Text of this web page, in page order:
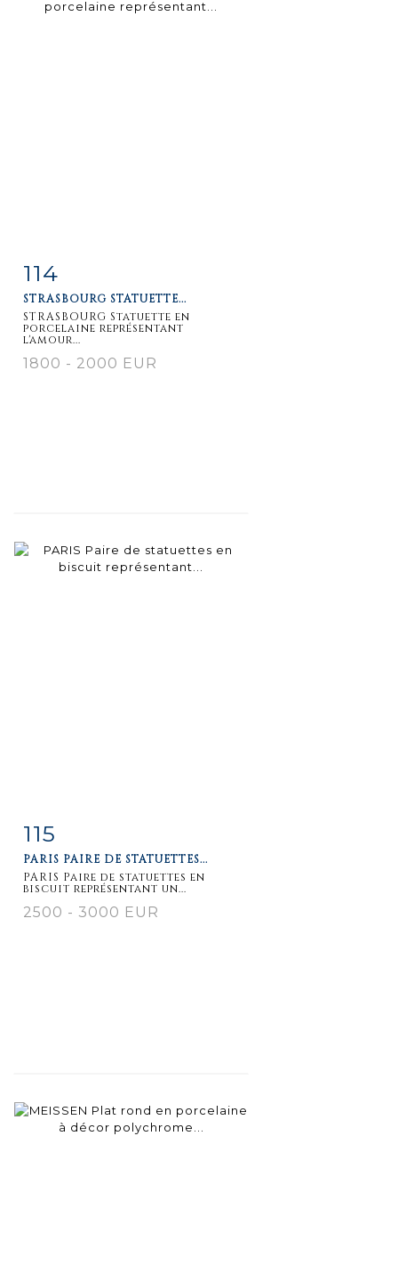
Item detail
114
STRASBOURG STATUETTE...
STRASBOURG Statuette en
porcelaine représentant
l'amour...
1800 - 2000 EUR
Item detail
115
PARIS PAIRE DE STATUETTES...
PARIS Paire de statuettes en
biscuit représentant un...
2500 - 3000 EUR